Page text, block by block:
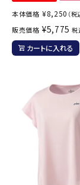
本体価格 ¥8,250 （税
販売価格 ¥5,775 税
カートに入れる